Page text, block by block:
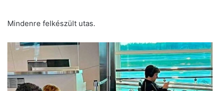
Mindenre felkészült utas.